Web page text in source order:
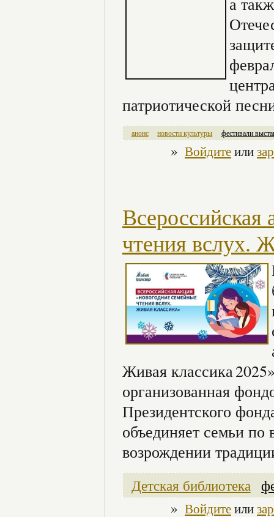
патриотической
анонс новости культуры фестивали
» Войдитеили
Всероссийская
чтения вслух.
Живая классика
организованная
Президентского
объединяет семьи
возрождении
Детская библиотека
» Войдитеили